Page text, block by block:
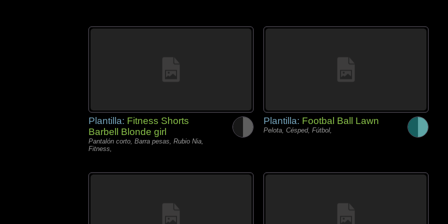
Plantilla: Fitness Shorts
Barbell Blonde girl
Pantalón corto, Barra pesas, Rubio Nia,
Fitness,
Plantilla: Footbal Ball Lawn
Pelota, Césped, Fútbol,